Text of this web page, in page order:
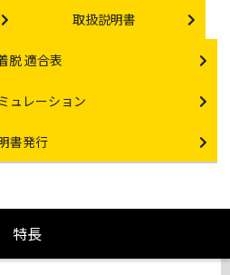
Instruction manual
取扱説明書
脱 適合表
ュレーション
Issuance
書発行
特長